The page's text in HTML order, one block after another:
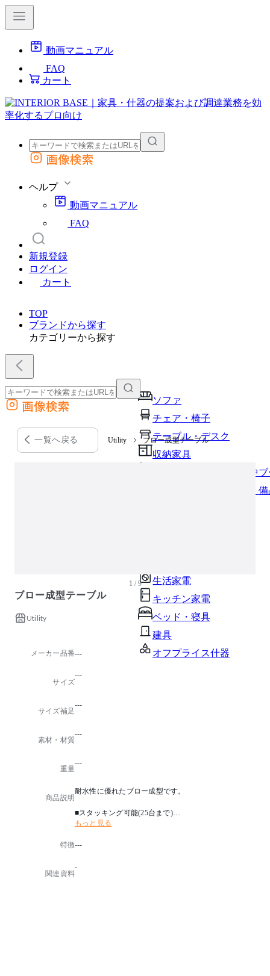
動画マニュアル
FAQ
カート
外部サイトの商品をカートに追加
画像検索
ヘルプ
動画マニュアル
FAQ
新規登録
ログイン
カート
TOP
ブランドから探す
カテゴリーから探す
ソファ
チェア・椅子
テーブル・デスク
収納家具
パーソナルブース・集中
オフィスアクセサリー・
生活家電
キッチン家電
ベッド・寝具
建具
オフプライス什器
外部サイトの商品をカートに追加
他のサイトで見つけた商品ページのURLを貼り付けて、カートに追加できます
画像検索
一覧へ戻る Utility ブロー成型テーブル
1 / 9
ブロー成型テーブル
Utility
メーカー品番---
サイズ
---
サイズ補足
---
素材・材質
---
重量
---
商品説明
耐水性に優れたブロー成型です。
■スタッキング可能(25台まで)
■平均分布荷重30㎏
もっと見る
特徴---
関連資料
-